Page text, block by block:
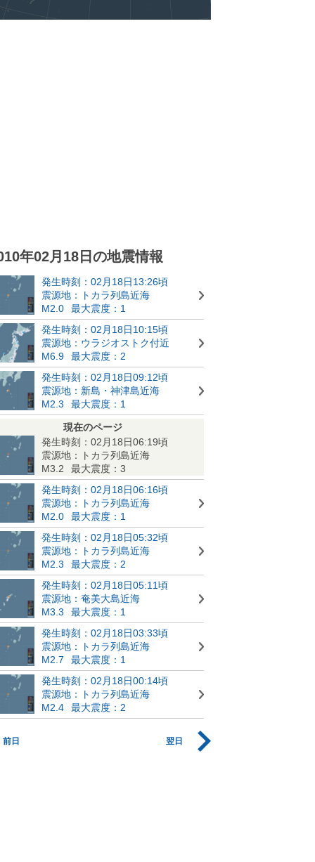
年02月18日の地震情報
発生時刻：02月18日13:26頃
震源地：トカラ列島近海
M2.0
最大震度：1
発生時刻：02月18日10:15頃
震源地：ウラジオストク付近
M6.9
最大震度：2
発生時刻：02月18日09:12頃
震源地：新島・神津島近海
M2.3
最大震度：1
現在のページ
発生時刻：02月18日06:19頃
震源地：トカラ列島近海
M3.2
最大震度：3
発生時刻：02月18日06:16頃
震源地：トカラ列島近海
M2.0
最大震度：1
発生時刻：02月18日05:32頃
震源地：トカラ列島近海
M2.3
最大震度：2
発生時刻：02月18日05:11頃
震源地：奄美大島近海
M3.3
最大震度：1
発生時刻：02月18日03:33頃
震源地：トカラ列島近海
M2.7
最大震度：1
発生時刻：02月18日00:14頃
震源地：トカラ列島近海
M2.4
最大震度：2
前日 翌日